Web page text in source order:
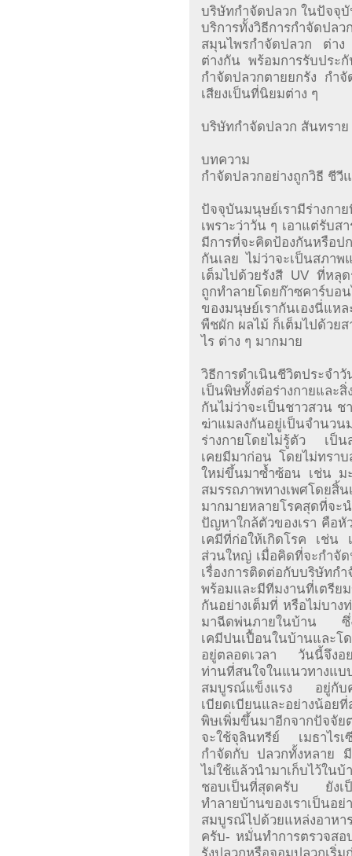
บริษัทกำจัดปลวก ในปัจจุ
บริการทั้งวิธีการกำจัดปล
สมุนไพรกำจัดปลวก ต่า
ต่างกัน พร้อมการรับประ
กำจัดปลวกตายยกรัง กำ
เสียงเป็นที่นิยมต่าง ๆ
บริษัทกำจัดปลวก สันทราย
บทความ
กำจัดปลวกอย่างถูกวิธี ชีวี
ปัจจุบันมนุษย์เรามีร่างกา
เพราะว่าวัน ๆ เอาแต่รับส
มีการที่จะคิดป้องกันหรือป
กันเลย ไม่ว่าจะเป็นสภา
เต็มไปด้วยรังสี UV ที่หลุ
ถูกทำลายโดยก๊าซคาร์บ
ของมนุษย์เรากันเองนี่แห
พืชผัก ผลไม้ ก็เต็มไปด้วย
ไร ต่าง ๆ มากมาย
วิธีการดำเนินชีวิตประจำ
เป็นพิษทั้งต่อร่างกายและ
กันไม่ว่าจะเป็นชาวสวน
ฆ่าแมลงกันอยู่เป็นจำน
ร่างกายโดยไม่รู้ตัว เป็น
เคยมีมาก่อน โดยไม่ทราบ
ใหม่ขึ้นมาซ้ำซ้อน เช่น ม
สมรรถภาพทางเพศโดย
มากมายหลายโรคสุดที่
ปัญหาใกล้ตัวของเรา คือ
เคมีที่ก่อให้เกิดโรค เช่น
ส่วนใหญ่ เมื่อคิดที่จะกำจั
เรื่องการติดต่อกับบริษัท
พร้อมและมีทีมงานที่เตรีย
กันอย่างเต็มที่ หรือไม่บาง
มาฉีดพ่นภายในบ้าน ซึ่ง
เคมีปนเปื้อนในบ้านและโ
อยู่ตลอดเวลา วันนี้จึงอย
ท่านที่สนใจในแนวทางแ
สมบูรณ์แข็งแรง อยู่กับ
เบียดเบียนและอย่างน้อยที่
พิษเพิ่มขึ้นมาอีกจากปัจจัย
จะใช้จุลินทรีย์ เมธาไร
กำจัดกับ ปลวกทั้งหลาย
ไม่ใช้แล้วนำมาเก็บไว้ใ
ชอบเป็นที่สุดครับ ยังเป็
ทำลายบ้านของเราเป็นอ
สมบูรณ์ไปด้วยแหล่งอาหา
ครับ- หมั่นทำการตรวจสอ